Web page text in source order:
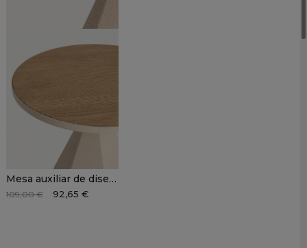
Mesa auxiliar de diseño JORIK
109,00 € 92,65 €